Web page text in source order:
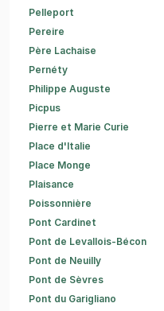
Pelleport
Pereire
Père Lachaise
Pernéty
Philippe Auguste
Picpus
Pierre et Marie Curie
Place d'Italie
Place Monge
Plaisance
Poissonnière
Pont Cardinet
Pont de Levallois-Bécon
Pont de Neuilly
Pont de Sèvres
Pont du Garigliano